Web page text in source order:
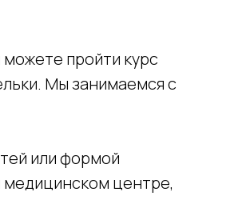
пройти курс
Мы занимаемся с
или формой
медицинском центре,